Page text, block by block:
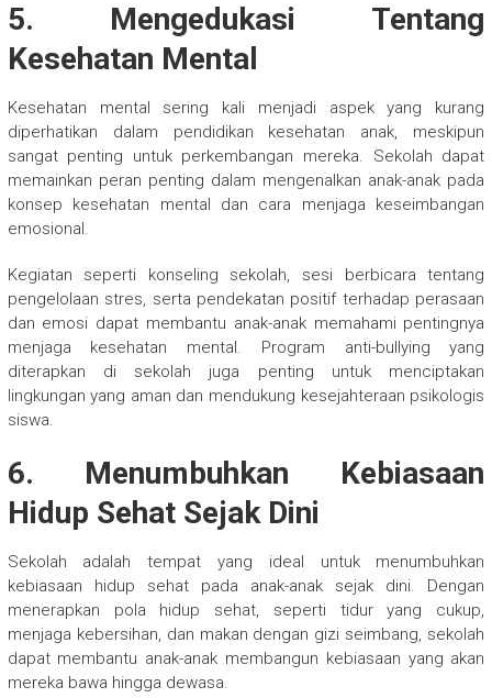
5. Mengedukasi Tentang
Kesehatan Mental
Kesehatan mental sering kali menjadi aspek yang kurang
diperhatikan dalam pendidikan kesehatan anak, meskipun
sangat penting untuk perkembangan mereka. Sekolah dapat
memainkan peran penting dalam mengenalkan anak-anak pada
konsep kesehatan mental dan cara menjaga keseimbangan
emosional.
Kegiatan seperti konseling sekolah, sesi berbicara tentang
pengelolaan stres, serta pendekatan positif terhadap perasaan
dan emosi dapat membantu anak-anak memahami pentingnya
menjaga kesehatan mental. Program anti-bullying yang
diterapkan di sekolah juga penting untuk menciptakan
lingkungan yang aman dan mendukung kesejahteraan psikologis
siswa.
6. Menumbuhkan Kebiasaan
Hidup Sehat Sejak Dini
Sekolah adalah tempat yang ideal untuk menumbuhkan
kebiasaan hidup sehat pada anak-anak sejak dini. Dengan
menerapkan pola hidup sehat, seperti tidur yang cukup,
menjaga kebersihan, dan makan dengan gizi seimbang, sekolah
dapat membantu anak-anak membangun kebiasaan yang akan
mereka bawa hingga dewasa.